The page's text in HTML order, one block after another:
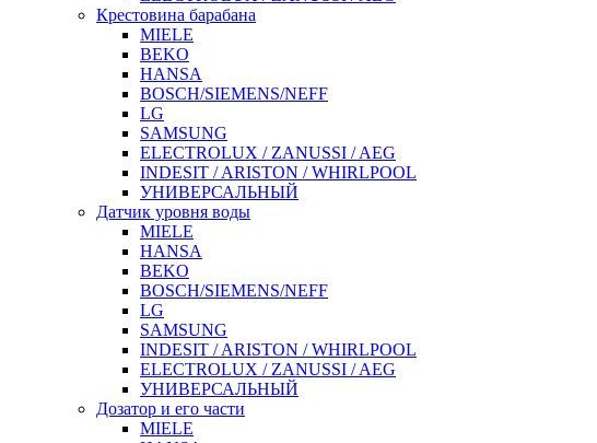
Крестовина барабана
MIELE
BEKO
HANSA
BOSCH/SIEMENS/NEFF
LG
SAMSUNG
ELECTROLUX / ZANUSSI / AEG
INDESIT / ARISTON / WHIRLPOOL
УНИВЕРСАЛЬНЫЙ
Датчик уровня воды
MIELE
HANSA
BEKO
BOSCH/SIEMENS/NEFF
LG
SAMSUNG
INDESIT / ARISTON / WHIRLPOOL
ELECTROLUX / ZANUSSI / AEG
УНИВЕРСАЛЬНЫЙ
Дозатор и его части
MIELE